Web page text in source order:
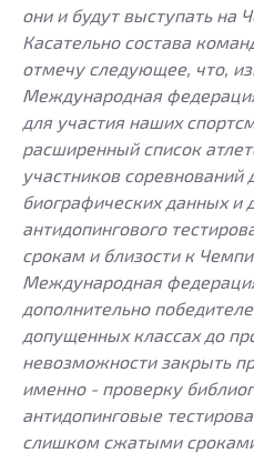
они и будут выступать на
Касательно состава
отмечу следующее, что,
Международная
для участия наших
расширенный список
участников соревнований
биографических данных и
антидопингового
срокам и близости к
Международная
дополнительно
допущенных классах до
невозможности закрыть
именно - проверку
антидопинговые
слишком сжатыми